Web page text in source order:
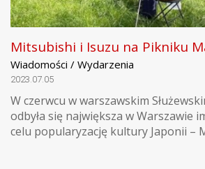
Mitsubishi i Isuzu na Pikniku
Wiadomości / Wydarzenia
2023.07.05
W czerwcu w warszawskim
odbyła się największa w Warszawie
celu popularyzację kultury Japonii –